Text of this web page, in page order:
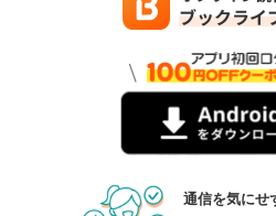
通信を気にせ